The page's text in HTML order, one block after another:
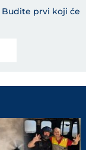
Budite prvi koji će